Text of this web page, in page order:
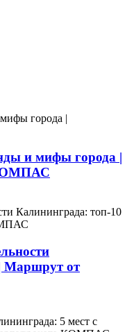
и мифы города |
КОМПАС
Маршрут от